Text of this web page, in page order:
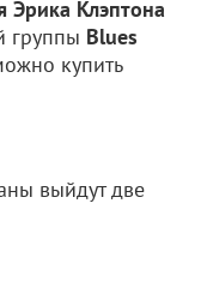
Эрика Клэптона
группы Blues
купить
выйдут две